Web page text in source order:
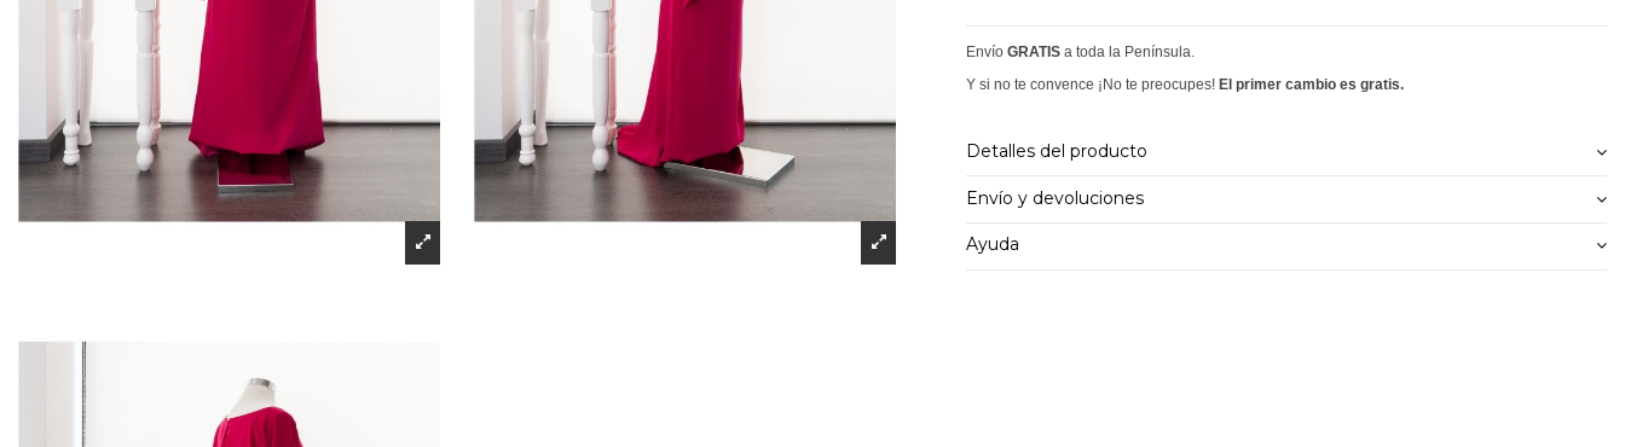
Envío GRATIS a toda la Península.
Y si no te convence ¡No te preocupes! El primer cambio es gratis.
Detalles del producto
Envío y devoluciones
Ayuda